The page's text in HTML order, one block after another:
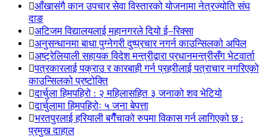
आँखासंगै कान उपचार सेवा विस्तारको योजनामा नेत्रज्योति संघ
दाङ
अटिजम विद्यालयलाई महानगरले दियो ई–रिक्सा
अनुसन्धानमा बाधा पुग्नेगरी दुष्प्रचार नगर्न काउन्सिलको अपिल
अष्ट्रेलियाली सहायक विदेश मन्त्रीद्वारा प्रधानमन्त्रीसँग भेटवार्ता
पत्रकारलाई पक्राउ र कारबाही गर्न प्रहरीलाई पत्राचार नगरिएको
काउन्सिलको प्रष्टोक्ति
दार्चुला हिमपहिरो : २ महिलासहित ३ जनाको शव भेटियो
दार्चुलामा हिमपहिरोः ५ जना बेपत्ता
भरतपुरलाई हरियाली बगैँचाको रुपमा विकास गर्न लागिएको छ :
प्रमुख दाहाल